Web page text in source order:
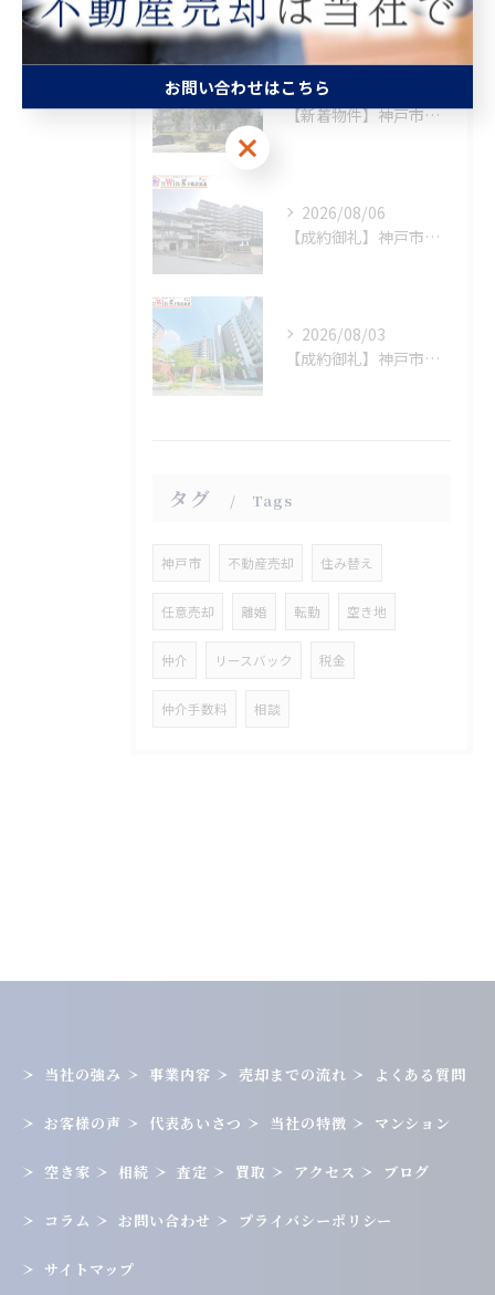
2026/08/08
【新着物件】神戸市須磨区
2026/08/06
【成約御礼】神戸市須磨区
2026/08/03
【成約御礼】神戸市西区
タグ Tags
神戸市 不動産売却 住み替え
任意売却 離婚 転勤 空き地
仲介 リースバック 税金
仲介手数料 相談
当社の強み 事業内容 売却までの流れ よくある質問
お客様の声 代表あいさつ 当社の特徴 マンション
空き家 相続 査定 買取 アクセス ブログ
コラム お問い合わせ プライバシーポリシー
サイトマップ
お問い合わせはこちら
お問い合わせはこちら